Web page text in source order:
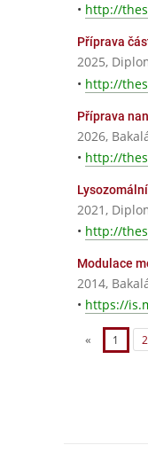
• http://
Příprava
2025,
• http://
Příprava
2026,
• http://
2021,
• http://
Modulace
2014,
• https://
« 1 2